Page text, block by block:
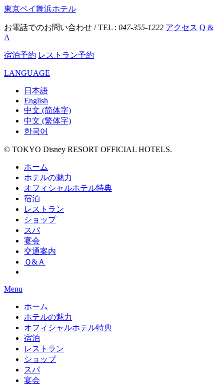
東京ベイ舞浜ホテル
お電話でのお問い合わせ / TEL : 047-355-1222 アクセス Q &
A
宿泊予約 レストラン予約
LANGUAGE
日本語
English
中文 (简体字)
中文 (繁体字)
한국어
© TOKYO Disney RESORT OFFICIAL HOTELS.
ホーム
ホテルの魅力
オフィシャルホテル特典
宿泊
レストラン
ショップ
スパ
宴会
交通案内
Ｑ&Ａ
Menu
ホーム
ホテルの魅力
オフィシャルホテル特典
宿泊
レストラン
ショップ
スパ
宴会